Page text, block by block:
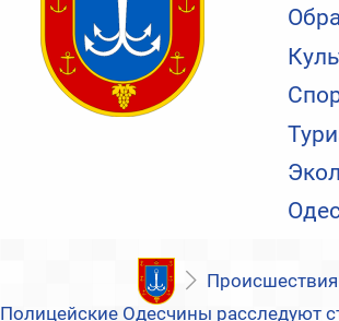
Происшествия
Полицейские Одесчины расследуют